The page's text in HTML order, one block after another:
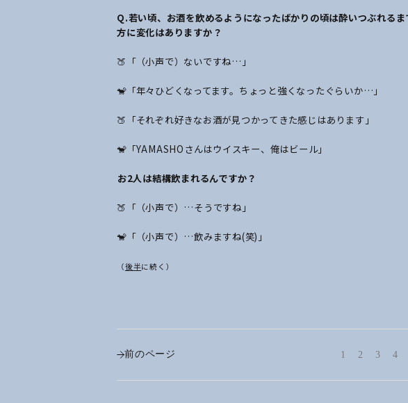
Q.若い頃、お酒を飲めるようになったばかりの頃は酔いつぶれる
方に変化はありますか？
🍑「（小声で）ないですね…」
🐒「年々ひどくなってます。ちょっと強くなったぐらいか…」
🍑「それぞれ好きなお酒が見つかってきた感じはあります」
🐒「YAMASHOさんはウイスキー、俺はビール」
――お2人は結構飲まれるんですか？
🍑「（小声で）…そうですね」
🐒「（小声で）…飲みますね(笑)」
（後半に続く）
前のページ 1 2 3 4